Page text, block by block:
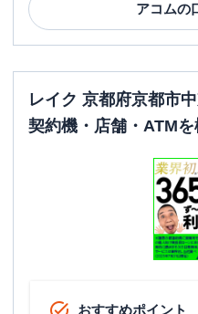
アコムの
レイク 京都府京都市
契約機・店舗・ATMを
おすすめポイント